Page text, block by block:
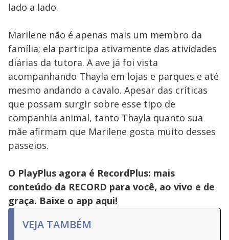
lado a lado.
Marilene não é apenas mais um membro da
família; ela participa ativamente das atividades
diárias da tutora. A ave já foi vista
acompanhando Thayla em lojas e parques e até
mesmo andando a cavalo. Apesar das críticas
que possam surgir sobre esse tipo de
companhia animal, tanto Thayla quanto sua
mãe afirmam que Marilene gosta muito desses
passeios.
O PlayPlus agora é RecordPlus: mais
conteúdo da RECORD para você, ao vivo e de
graça. Baixe o app aqui!
VEJA TAMBÉM